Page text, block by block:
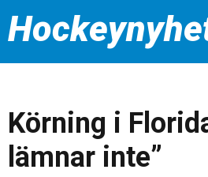
Körning i
lämnar inte”